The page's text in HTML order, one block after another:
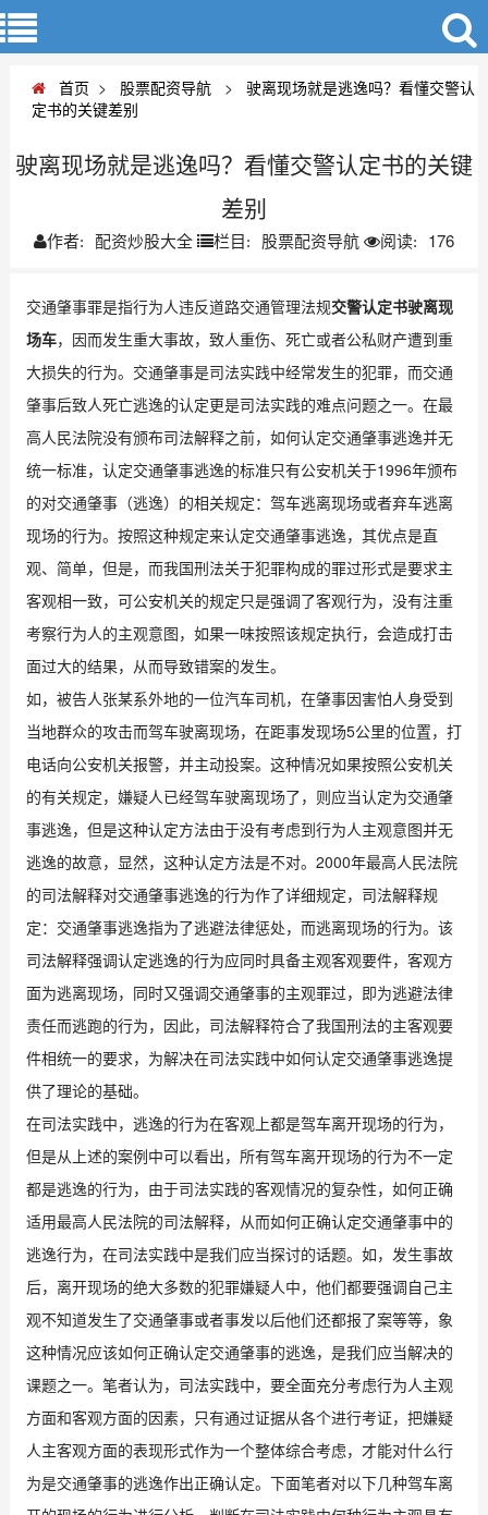
首页 > 股票配资导航 >
驶离现场就是逃逸吗？看懂交警认
定书的关键差别
驶离现场就是逃逸吗？看懂交警认定书的关键
差别
作者: 配资炒股大全 栏目: 股票配资导航 阅读: 176
交通肇事罪是指行为人违反道路交通管理法规交警认定书驶离现
场车，因而发生重大事故，致人重伤、死亡或者公私财产遭到重
大损失的行为。交通肇事是司法实践中经常发生的犯罪，而交通
肇事后致人死亡逃逸的认定更是司法实践的难点问题之一。在最
高人民法院没有颁布司法解释之前，如何认定交通肇事逃逸并无
统一标准，认定交通肇事逃逸的标准只有公安机关于1996年颁布
的对交通肇事（逃逸）的相关规定：驾车逃离现场或者弃车逃离
现场的行为。按照这种规定来认定交通肇事逃逸，其优点是直
观、简单，但是，而我国刑法关于犯罪构成的罪过形式是要求主
客观相一致，可公安机关的规定只是强调了客观行为，没有注重
考察行为人的主观意图，如果一味按照该规定执行，会造成打击
面过大的结果，从而导致错案的发生。
如，被告人张某系外地的一位汽车司机，在肇事因害怕人身受到
当地群众的攻击而驾车驶离现场，在距事发现场5公里的位置，打
电话向公安机关报警，并主动投案。这种情况如果按照公安机关
的有关规定，嫌疑人已经驾车驶离现场了，则应当认定为交通肇
事逃逸，但是这种认定方法由于没有考虑到行为人主观意图并无
逃逸的故意，显然，这种认定方法是不对。2000年最高人民法院
的司法解释对交通肇事逃逸的行为作了详细规定，司法解释规
定：交通肇事逃逸指为了逃避法律惩处，而逃离现场的行为。该
司法解释强调认定逃逸的行为应同时具备主观客观要件，客观方
面为逃离现场，同时又强调交通肇事的主观罪过，即为逃避法律
责任而逃跑的行为，因此，司法解释符合了我国刑法的主客观要
件相统一的要求，为解决在司法实践中如何认定交通肇事逃逸提
供了理论的基础。
在司法实践中，逃逸的行为在客观上都是驾车离开现场的行为，
但是从上述的案例中可以看出，所有驾车离开现场的行为不一定
都是逃逸的行为，由于司法实践的客观情况的复杂性，如何正确
适用最高人民法院的司法解释，从而如何正确认定交通肇事中的
逃逸行为，在司法实践中是我们应当探讨的话题。如，发生事故
后，离开现场的绝大多数的犯罪嫌疑人中，他们都要强调自己主
观不知道发生了交通肇事或者事发以后他们还都报了案等等，象
这种情况应该如何正确认定交通肇事的逃逸，是我们应当解决的
课题之一。笔者认为，司法实践中，要全面充分考虑行为人主观
方面和客观方面的因素，只有通过证据从各个进行考证，把嫌疑
人主客观方面的表现形式作为一个整体综合考虑，才能对什么行
为是交通肇事的逃逸作出正确认定。下面笔者对以下几种驾车离